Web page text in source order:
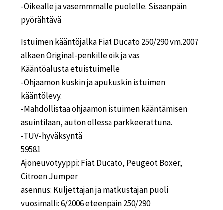
-Oikealle ja vasemmmalle puolelle. Sisäänpäin
pyörähtävä
Istuimen kääntöjalka Fiat Ducato 250/290 vm.2007
alkaen Original-penkille oik ja vas
Kääntöalusta etuistuimelle
-Ohjaamon kuskin ja apukuskin istuimen
kääntölevy.
-Mahdollistaa ohjaamon istuimen kääntämisen
asuintilaan, auton ollessa parkkeerattuna.
-TUV-hyväksyntä
59581
Ajoneuvotyyppi: Fiat Ducato, Peugeot Boxer,
Citroen Jumper
asennus: Kuljettajan ja matkustajan puoli
vuosimalli: 6/2006 eteenpäin 250/290